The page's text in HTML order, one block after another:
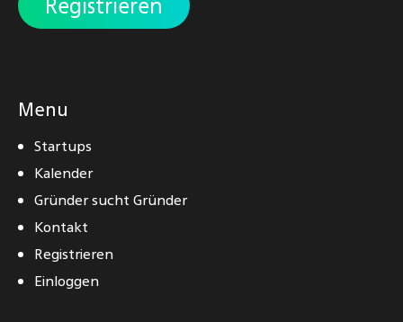
Registrieren
Menu
Startups
Kalender
Gründer sucht Gründer
Kontakt
Registrieren
Einloggen